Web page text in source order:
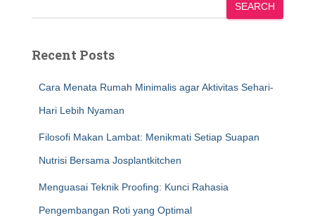
SEARCH
Recent Posts
Cara Menata Rumah Minimalis agar Aktivitas Sehari-
Hari Lebih Nyaman
Filosofi Makan Lambat: Menikmati Setiap Suapan
Nutrisi Bersama Josplantkitchen
Menguasai Teknik Proofing: Kunci Rahasia
Pengembangan Roti yang Optimal